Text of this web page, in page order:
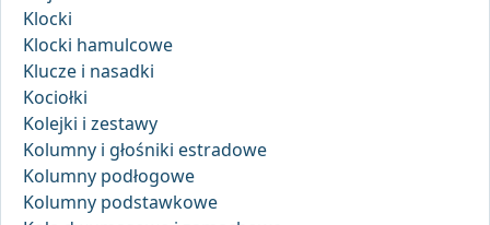
Klocki
Klocki hamulcowe
Klucze i nasadki
Kociołki
Kolejki i zestawy
Kolumny i głośniki estradowe
Kolumny podłogowe
Kolumny podstawkowe